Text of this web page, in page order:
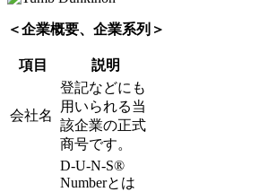
＜企業概要、企業系列＞
項目 説明
会社名
登記などにも
用いられる当
該企業の正式
商号です。
D-U-N-S®
Numberとは